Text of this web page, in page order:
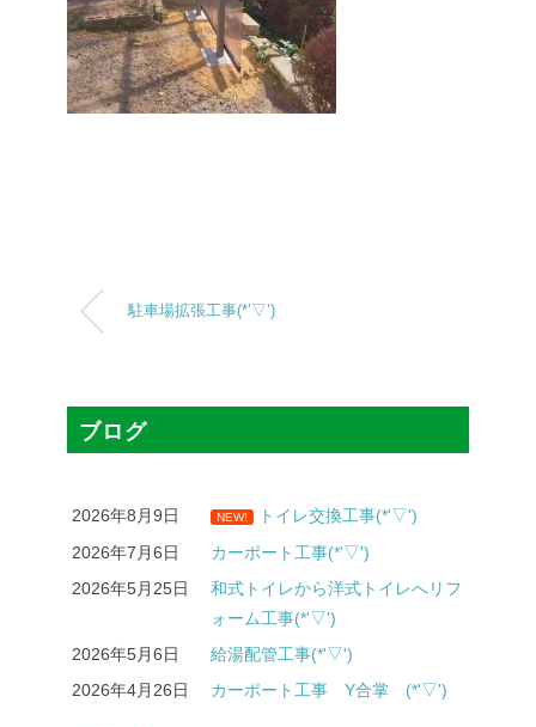
駐車場拡張工事(*’▽’)
ブログ
2026年8月9日 NEW!
トイレ交換工事(*'▽')
2026年7月6日
カーポート工事(*'▽')
2026年5月25日
和式トイレから洋式トイレへリフ
ォーム工事(*'▽')
2026年5月6日
給湯配管工事(*'▽')
2026年4月26日
カーポート工事 Y合掌 (*'▽')